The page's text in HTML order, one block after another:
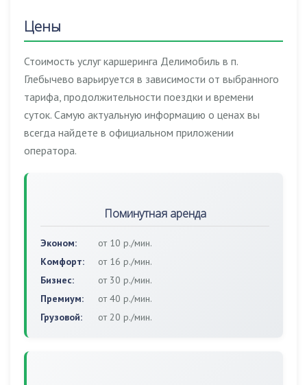
Цены
Стоимость услуг каршеринга Делимобиль в п.
Глебычево варьируется в зависимости от выбранного
тарифа, продолжительности поездки и времени
суток. Самую актуальную информацию о ценах вы
всегда найдете в официальном приложении
оператора.
Поминутная аренда
Эконом:
от 10 р./мин.
Комфорт:
от 16 р./мин.
Бизнес:
от 30 р./мин.
Премиум:
от 40 р./мин.
Грузовой:
от 20 р./мин.